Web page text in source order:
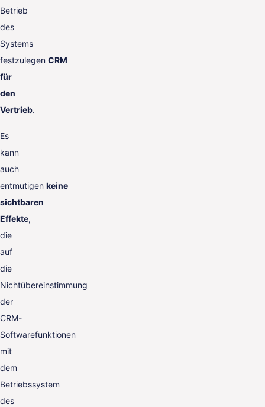
Betrieb
des
Systems
festzulegen CRM
für
den
Vertrieb.
Es
kann
auch
entmutigen keine
sichtbaren
Effekte,
die
auf
die
Nichtübereinstimmung
der
CRM-
Softwarefunktionen
mit
dem
Betriebssystem
des